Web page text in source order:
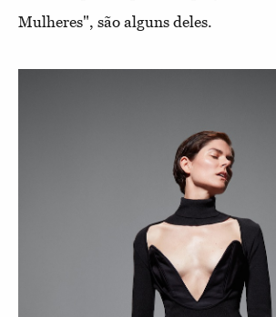
Mulheres", são alguns deles.